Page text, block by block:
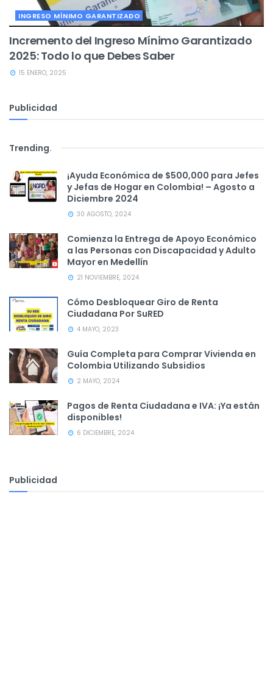
INGRESO MÍNIMO GARANTIZADO
Incremento del Ingreso Mínimo Garantizado
2025: Todo lo que Debes Saber
15 ENERO, 2025
Publicidad
Trending.
¡Ayuda Económica de $500,000 para Jefes
y Jefas de Hogar en Colombia! – Agosto a
Diciembre 2024
30 AGOSTO, 2024
Comienza la Entrega de Apoyo Económico
a las Personas con Discapacidad y Adulto
Mayor en Medellín
21 NOVIEMBRE, 2024
Cómo Desbloquear Giro de Renta
Ciudadana Por SuRED
4 MAYO, 2023
Guía Completa para Comprar Vivienda en
Colombia Utilizando Subsidios
2 MAYO, 2024
Pagos de Renta Ciudadana e IVA: ¡Ya están
disponibles!
6 DICIEMBRE, 2024
Publicidad